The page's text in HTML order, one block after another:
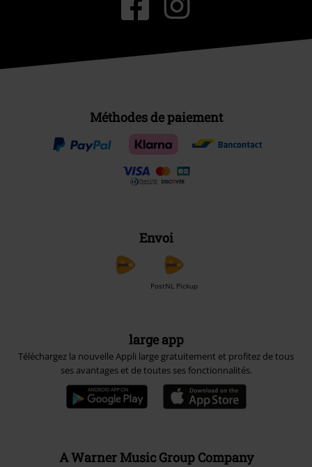
Méthodes de paiement
Envoi
PostNL Pickup
large app
Téléchargez la nouvelle Appli large gratuitement et profitez de tous
ses avantages et de toutes ses fonctionnalités.
A Warner Music Group Company